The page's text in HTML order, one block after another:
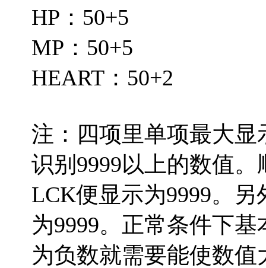
HP：50+5
MP：50+5
HEART：50+2
注：四项里单项最大显
识别9999以上的数值
LCK便显示为9999。
为9999。正常条件下
为负数就需要能使数